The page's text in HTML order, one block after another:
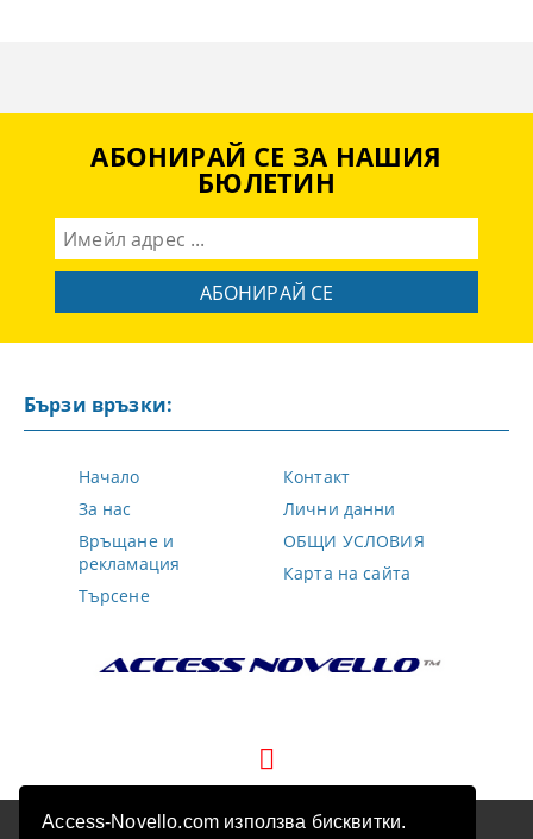
Access-Novello.com използва бисквитки.
АБОНИРАЙ СЕ ЗА НАШИЯ
БЮЛЕТИН
Бързи връзки:
Начало
За нас
Връщане и
рекламация
Търсене
Контакт
Лични данни
ОБЩИ УСЛОВИЯ
Карта на сайта
GDPR